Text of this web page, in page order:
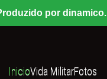
por
InicioVida MilitarFotos